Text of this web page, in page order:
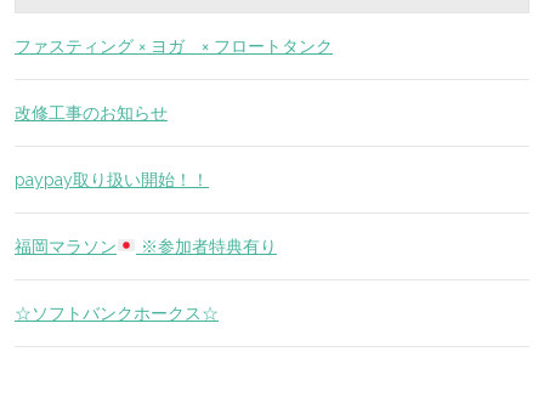
ファスティング × ヨガ × フロートタンク
改修工事のお知らせ
paypay取り扱い開始！！
福岡マラソン ※参加者特典有り
☆ソフトバンクホークス☆